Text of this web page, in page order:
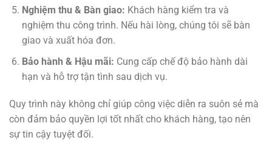
Nghiệm thu & Bàn giao: Khách hàng kiểm tra và
nghiệm thu công trình. Nếu hài lòng, chúng tôi sẽ bàn
giao và xuất hóa đơn.
Bảo hành & Hậu mãi: Cung cấp chế độ bảo hành dài
hạn và hỗ trợ tận tình sau dịch vụ.
Quy trình này không chỉ giúp công việc diễn ra suôn sẻ mà
còn đảm bảo quyền lợi tốt nhất cho khách hàng, tạo nên
sự tin cậy tuyệt đối.